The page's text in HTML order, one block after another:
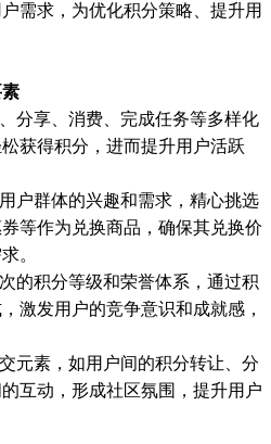
需求，为优化积分策略、提升用
分享、消费、完成任务等多样化
获得积分，进而提升用户活跃
户群体的兴趣和需求，精心挑选
等作为兑换商品，确保其兑换价
。
的积分等级和荣誉体系，通过积
激发用户的竞争意识和成就感，
元素，如用户间的积分转让、分
互动，形成社区氛围，提升用户